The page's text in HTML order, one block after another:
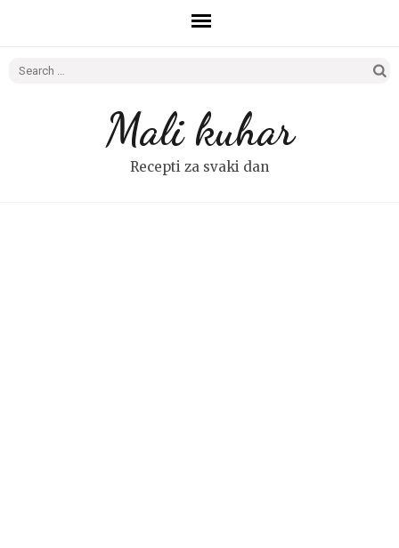
Search
Mali kuhar
Recepti za svaki dan